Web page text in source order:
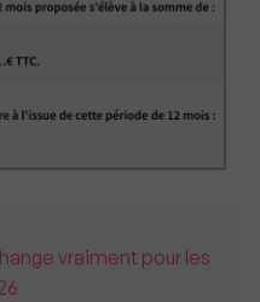
vraiment pour les